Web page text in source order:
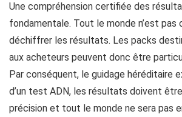
Une compréhension certifiée des
fondamentale. Tout le monde n’est pas
déchiffrer les résultats. Les packs
aux acheteurs peuvent donc être
Par conséquent, le guidage héréditaire
d’un test ADN, les résultats doivent
précision et tout le monde ne sera pas